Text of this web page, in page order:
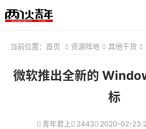
当前位置： 首页 资源阵地 其他干货
微软推出全新的
标
青年君上 2443 2020-02-23